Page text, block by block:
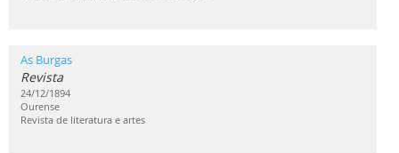
As Burgas
Revista
24/12/1894
Ourense
Revista de literatura e artes